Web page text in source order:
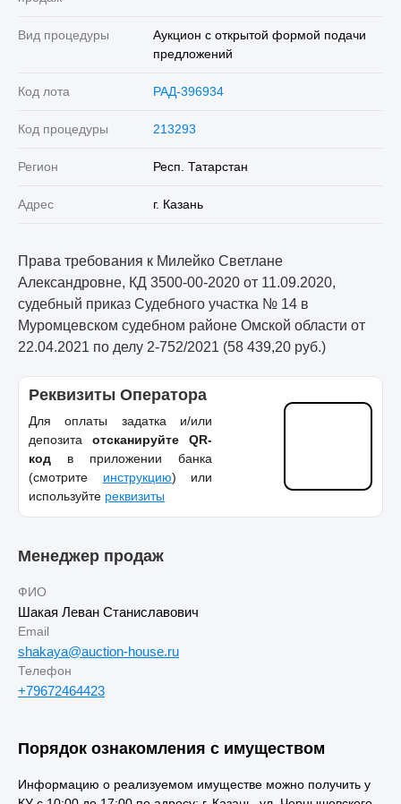
Вид процедуры
Аукцион с открытой формой подачи
предложений
Код лота РАД-396934
Код процедуры 213293
Регион Респ. Татарстан
Адрес г. Казань
Права требования к Милейко Светлане
Александровне, КД 3500-00-2020 от 11.09.2020,
судебный приказ Судебного участка № 14 в
Муромцевском судебном районе Омской области от
22.04.2021 по делу 2-752/2021 (58 439,20 руб.)
Реквизиты Оператора
Для оплаты задатка и/или
депозита отсканируйте QR-
код в приложении банка
(смотрите инструкцию) или
используйте реквизиты
Менеджер продаж
ФИО
Шакая Леван Станиславович
Email
shakaya@auction-house.ru
Телефон
+79672464423
Порядок ознакомления с имуществом
Информацию о реализуемом имуществе можно получить у